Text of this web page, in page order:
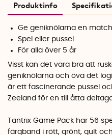
Produktinfo
Ge geniknölarna en match
Spel eller pussel
För alla över 5 år
Visst kan det vara bra att
geniknölarna och öva det
är ett fascinerande pussel
Zeeland för en till åtta
Tantrix Game Pack har 56
färgband i rött, grönt, gult